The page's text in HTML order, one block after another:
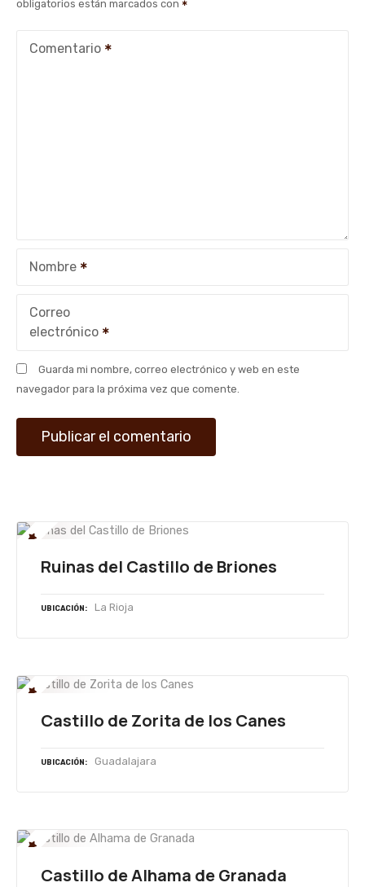
a
n
a
d
a
obligatorios están marcados con
Comentario
Nombre
Correo
electrónico
Guarda mi nombre, correo electrónico y web en este
navegador para la próxima vez que comente.
Ruinas del Castillo de Briones
UBICACIÓN La Rioja
Castillo de Zorita de los Canes
UBICACIÓN Guadalajara
Castillo de Alhama de Granada